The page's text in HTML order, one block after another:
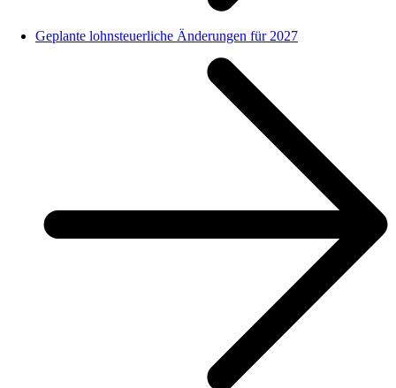
Geplante lohnsteuerliche Änderungen für 2027